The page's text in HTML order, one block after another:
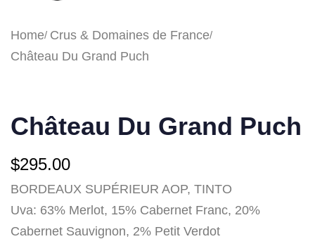
Home Crus & Domaines de France
Château Du Grand Puch
Château Du Grand Puch
$295.00
BORDEAUX SUPÉRIEUR AOP, TINTO
Uva: 63% Merlot, 15% Cabernet Franc, 20%
Cabernet Sauvignon, 2% Petit Verdot